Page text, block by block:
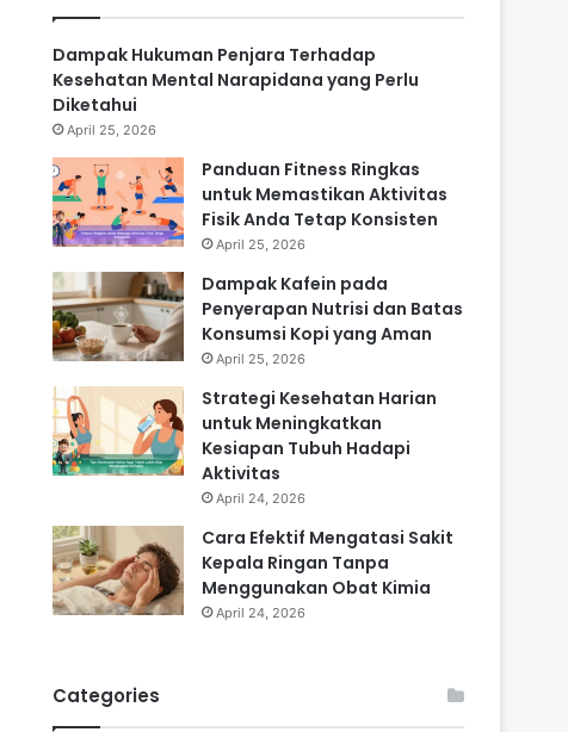
Dampak Hukuman Penjara Terhadap
Kesehatan Mental Narapidana yang Perlu
Diketahui
April 25, 2026
Panduan Fitness Ringkas
untuk Memastikan Aktivitas
Fisik Anda Tetap Konsisten
April 25, 2026
Dampak Kafein pada
Penyerapan Nutrisi dan Batas
Konsumsi Kopi yang Aman
April 25, 2026
Strategi Kesehatan Harian
untuk Meningkatkan
Kesiapan Tubuh Hadapi
Aktivitas
April 24, 2026
Cara Efektif Mengatasi Sakit
Kepala Ringan Tanpa
Menggunakan Obat Kimia
April 24, 2026
Categories